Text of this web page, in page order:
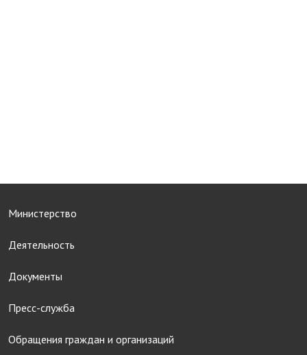
Министерство
Деятельность
Документы
Пресс-служба
Обращения граждан и организаций